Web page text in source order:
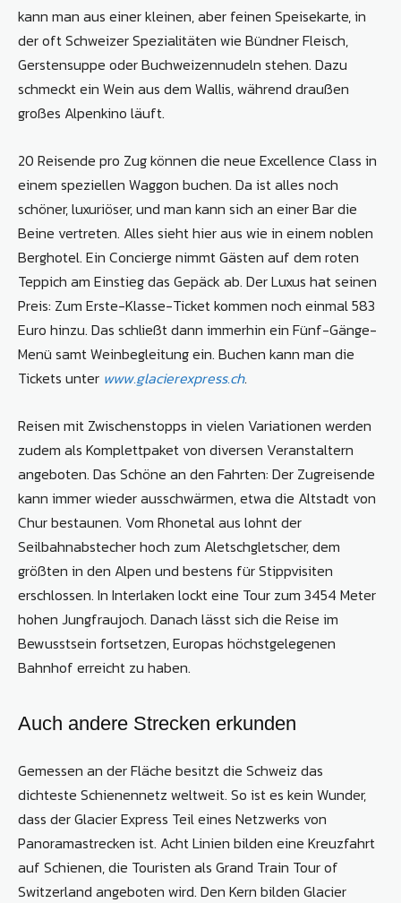
kann man aus einer kleinen, aber feinen Speisekarte, in
der oft Schweizer Spezialitäten wie Bündner Fleisch,
Gerstensuppe oder Buchweizennudeln stehen. Dazu
schmeckt ein Wein aus dem Wallis, während draußen
großes Alpenkino läuft.
20 Reisende pro Zug können die neue Excellence Class in
einem speziellen Waggon buchen. Da ist alles noch
schöner, luxuriöser, und man kann sich an einer Bar die
Beine vertreten. Alles sieht hier aus wie in einem noblen
Berghotel. Ein Concierge nimmt Gästen auf dem roten
Teppich am Einstieg das Gepäck ab. Der Luxus hat seinen
Preis: Zum Erste-Klasse-Ticket kommen noch einmal 583
Euro hinzu. Das schließt dann immerhin ein Fünf-Gänge-
Menü samt Weinbegleitung ein. Buchen kann man die
Tickets unter www.glacierexpress.ch.
Reisen mit Zwischenstopps in vielen Variationen werden
zudem als Komplettpaket von diversen Veranstaltern
angeboten. Das Schöne an den Fahrten: Der Zugreisende
kann immer wieder ausschwärmen, etwa die Altstadt von
Chur bestaunen. Vom Rhonetal aus lohnt der
Seilbahnabstecher hoch zum Aletschgletscher, dem
größten in den Alpen und bestens für Stippvisiten
erschlossen. In Interlaken lockt eine Tour zum 3454 Meter
hohen Jungfraujoch. Danach lässt sich die Reise im
Bewusstsein fortsetzen, Europas höchstgelegenen
Bahnhof erreicht zu haben.
Auch andere Strecken erkunden
Gemessen an der Fläche besitzt die Schweiz das
dichteste Schienennetz weltweit. So ist es kein Wunder,
dass der Glacier Express Teil eines Netzwerks von
Panoramastrecken ist. Acht Linien bilden eine Kreuzfahrt
auf Schienen, die Touristen als Grand Train Tour of
Switzerland angeboten wird. Den Kern bilden Glacier